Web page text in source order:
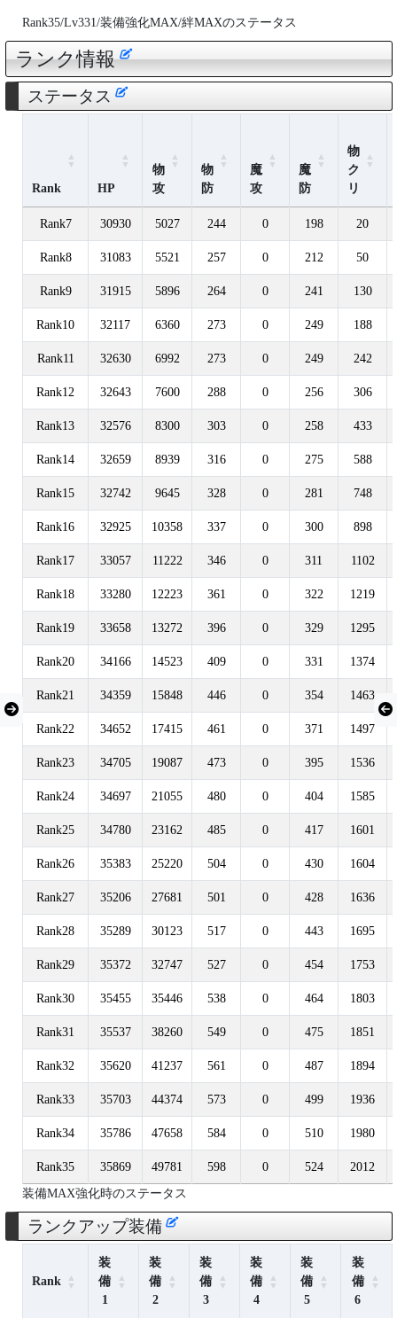
Rank35/Lv331/装備強化MAX/絆MAXのステータス
ランク情報
ステータス
Rank HP
物
攻
物
防
魔
攻
魔
防
物
ク
リ
Rank7 30930 5027 244 0 198 20
Rank8 31083 5521 257 0 212 50
Rank9 31915 5896 264 0 241 130
Rank10 32117 6360 273 0 249 188
Rank11 32630 6992 273 0 249 242
Rank12 32643 7600 288 0 256 306
Rank13 32576 8300 303 0 258 433
Rank14 32659 8939 316 0 275 588
Rank15 32742 9645 328 0 281 748
Rank16 32925 10358 337 0 300 898
Rank17 33057 11222 346 0 311 1102
Rank18 33280 12223 361 0 322 1219
Rank19 33658 13272 396 0 329 1295
Rank20 34166 14523 409 0 331 1374
Rank21 34359 15848 446 0 354 1463
Rank22 34652 17415 461 0 371 1497
Rank23 34705 19087 473 0 395 1536
Rank24 34697 21055 480 0 404 1585
Rank25 34780 23162 485 0 417 1601
Rank26 35383 25220 504 0 430 1604
Rank27 35206 27681 501 0 428 1636
Rank28 35289 30123 517 0 443 1695
Rank29 35372 32747 527 0 454 1753
Rank30 35455 35446 538 0 464 1803
Rank31 35537 38260 549 0 475 1851
Rank32 35620 41237 561 0 487 1894
Rank33 35703 44374 573 0 499 1936
Rank34 35786 47658 584 0 510 1980
Rank35 35869 49781 598 0 524
2012
装備MAX強化時のステータス
ランクアップ装備
Rank
装
備
1
装
備
2
装
備
3
装
備
4
装
備
5
装
備
6